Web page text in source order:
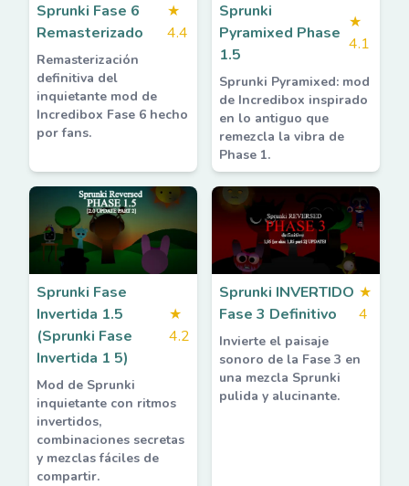
Sprunki Fase 6
Remasterizado
★
4.4
Remasterización
definitiva del
inquietante mod de
Incredibox Fase 6 hecho
por fans.
Sprunki
Pyramixed Phase
1.5
★
4.1
Sprunki Pyramixed: mod
de Incredibox inspirado
en lo antiguo que
remezcla la vibra de
Phase 1.
Sprunki Fase
Invertida 1.5
(Sprunki Fase
Invertida 1 5)
★
4.2
Mod de Sprunki
inquietante con ritmos
invertidos,
combinaciones secretas
y mezclas fáciles de
compartir.
Sprunki INVERTIDO
Fase 3 Definitivo
★
4
Invierte el paisaje
sonoro de la Fase 3 en
una mezcla Sprunki
pulida y alucinante.